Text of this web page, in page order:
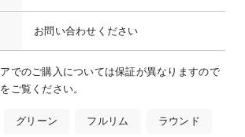
お問い合わせください
でのご購入については保証が異なりますので
をご覧ください。
グリーン フルリム ラウンド